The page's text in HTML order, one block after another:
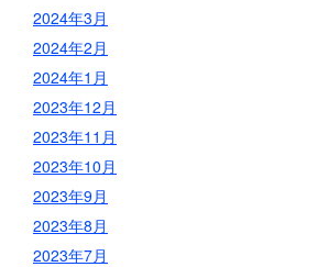
2024年3月
2024年2月
2024年1月
2023年12月
2023年11月
2023年10月
2023年9月
2023年8月
2023年7月